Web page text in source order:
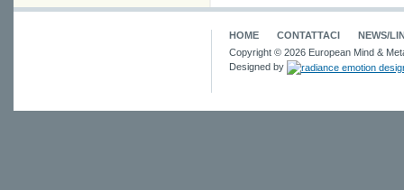
HOME CONTATTACI
NEWS/
Copyright © 2026 European Mind &
Designed by